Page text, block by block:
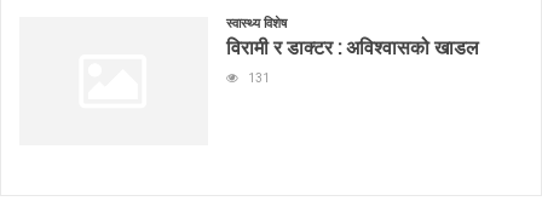
स्वास्थ्य विशेष
विरामी र डाक्टर : अविश्वासको खाडल
131